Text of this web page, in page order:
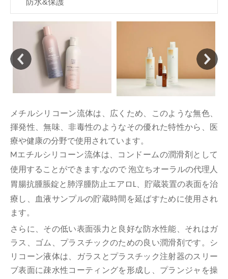
防水&保護
メチルシリコーン流体は、広くため、このような無色、
揮発性、無味、非毒性のようなその優れた特性から、医
療や健康の分野で使用されています。
M エチルシリコーン流体は、コンドームの潤滑剤として
使用することができます,なので 泡立ちオーラルの代理人
胃腸抗腫脹錠と肺浮腫防止エアロ L、 貯蔵装置の表面を治
療し、血液サンプルの貯蔵時間を延ばすために使用され
ます。
さらに、その低い表面張力と良好な防水性能、それはガ
ラス、ゴム、プラスチックのための良い潤滑剤です。シ
リコーン液体は、ガラスとプラスチック注射器のスリー
ブ表面に疎水性コーティングを形成し、プランジャを操